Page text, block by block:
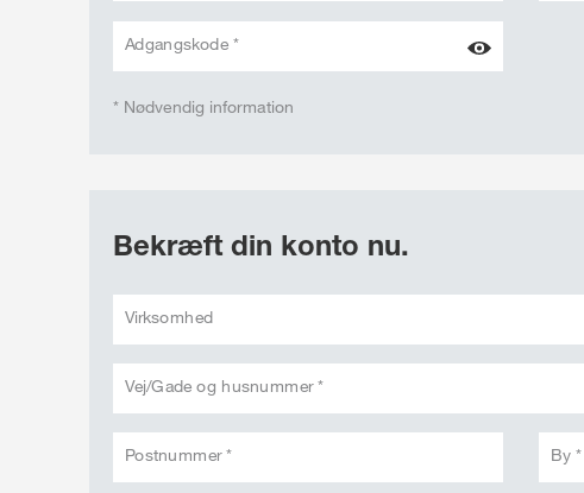
Adgangskode *
* Nødvendig information
Bekræft din konto nu.
Virksomhed
Vej/Gade og husnummer *
Postnummer * By *